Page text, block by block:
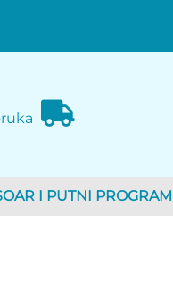
I PUTNI PROGRAM